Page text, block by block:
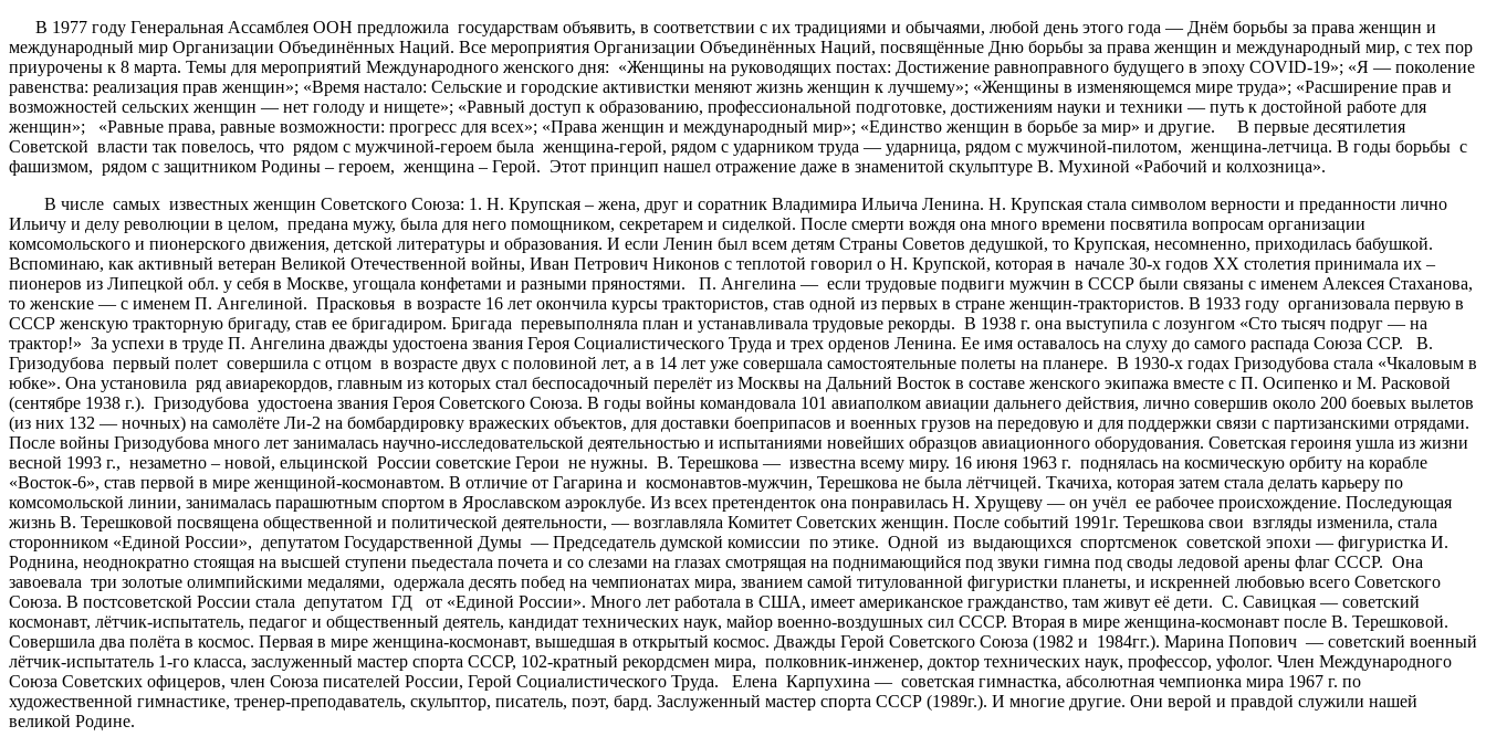
В 1977 году Генеральная Ассамблея ООН предложила государствам объявить, в соответствии с их традициями и обычаями, любой день этого года — Днём борьбы за права женщин и
международный мир Организации Объединённых Наций. Все мероприятия Организации Объединённых Наций, посвящённые Дню борьбы за права женщин и международный мир, с тех пор
приурочены к 8 марта. Темы для мероприятий Международного женского дня: «Женщины на руководящих постах: Достижение равноправного будущего в эпоху COVID-19»; «Я — поколение
равенства: реализация прав женщин»; «Время настало: Сельские и городские активистки меняют жизнь женщин к лучшему»; «Женщины в изменяющемся мире труда»; «Расширение прав и
возможностей сельских женщин — нет голоду и нищете»; «Равный доступ к образованию, профессиональной подготовке, достижениям науки и техники — путь к достойной работе для
женщин»; «Равные права, равные возможности: прогресс для всех»; «Права женщин и международный мир»; «Единство женщин в борьбе за мир» и другие. В первые десятилетия
Советской власти так повелось, что рядом с мужчиной-героем была женщина-герой, рядом с ударником труда — ударница, рядом с мужчиной-пилотом, женщина-летчица. В годы борьбы с
фашизмом, рядом с защитником Родины – героем, женщина – Герой. Этот принцип нашел отражение даже в знаменитой скульптуре В. Мухиной «Рабочий и колхозница».
В числе самых известных женщин Советского Союза: 1. Н. Крупская – жена, друг и соратник Владимира Ильича Ленина. Н. Крупская стала символом верности и преданности лично
Ильичу и делу революции в целом, предана мужу, была для него помощником, секретарем и сиделкой. После смерти вождя она много времени посвятила вопросам организации
комсомольского и пионерского движения, детской литературы и образования. И если Ленин был всем детям Страны Советов дедушкой, то Крупская, несомненно, приходилась бабушкой.
Вспоминаю, как активный ветеран Великой Отечественной войны, Иван Петрович Никонов с теплотой говорил о Н. Крупской, которая в начале 30-х годов ХХ столетия принимала их –
пионеров из Липецкой обл. у себя в Москве, угощала конфетами и разными пряностями. П. Ангелина — если трудовые подвиги мужчин в СССР были связаны с именем Алексея Стаханова,
то женские — с именем П. Ангелиной. Прасковья в возрасте 16 лет окончила курсы трактористов, став одной из первых в стране женщин-трактористов. В 1933 году организовала первую в
СССР женскую тракторную бригаду, став ее бригадиром. Бригада перевыполняла план и устанавливала трудовые рекорды. В 1938 г. она выступила с лозунгом «Сто тысяч подруг — на
трактор!» За успехи в труде П. Ангелина дважды удостоена звания Героя Социалистического Труда и трех орденов Ленина. Ее имя оставалось на слуху до самого распада Союза ССР. В.
Гризодубова первый полет совершила с отцом в возрасте двух с половиной лет, а в 14 лет уже совершала самостоятельные полеты на планере. В 1930-х годах Гризодубова стала «Чкаловым в
юбке». Она установила ряд авиарекордов, главным из которых стал беспосадочный перелёт из Москвы на Дальний Восток в составе женского экипажа вместе с П. Осипенко и М. Расковой
(сентябре 1938 г.). Гризодубова удостоена звания Героя Советского Союза. В годы войны командовала 101 авиаполком авиации дальнего действия, лично совершив около 200 боевых вылетов
(из них 132 — ночных) на самолёте Ли-2 на бомбардировку вражеских объектов, для доставки боеприпасов и военных грузов на передовую и для поддержки связи с партизанскими отрядами.
После войны Гризодубова много лет занималась научно-исследовательской деятельностью и испытаниями новейших образцов авиационного оборудования. Советская героиня ушла из жизни
весной 1993 г., незаметно – новой, ельцинской России советские Герои не нужны. В. Терешкова — известна всему миру. 16 июня 1963 г. поднялась на космическую орбиту на корабле
«Восток-6», став первой в мире женщиной-космонавтом. В отличие от Гагарина и космонавтов-мужчин, Терешкова не была лётчицей. Ткачиха, которая затем стала делать карьеру по
комсомольской линии, занималась парашютным спортом в Ярославском аэроклубе. Из всех претенденток она понравилась Н. Хрущеву — он учёл ее рабочее происхождение. Последующая
жизнь В. Терешковой посвящена общественной и политической деятельности, — возглавляла Комитет Советских женщин. После событий 1991г. Терешкова свои взгляды изменила, стала
сторонником «Единой России», депутатом Государственной Думы — Председатель думской комиссии по этике. Одной из выдающихся спортсменок советской эпохи — фигуристка И.
Роднина, неоднократно стоящая на высшей ступени пьедестала почета и со слезами на глазах смотрящая на поднимающийся под звуки гимна под своды ледовой арены флаг СССР. Она
завоевала три золотые олимпийскими медалями, одержала десять побед на чемпионатах мира, званием самой титулованной фигуристки планеты, и искренней любовью всего Советского
Союза. В постсоветской России стала депутатом ГД от «Единой России». Много лет работала в США, имеет американское гражданство, там живут её дети. С. Савицкая — советский
космонавт, лётчик-испытатель, педагог и общественный деятель, кандидат технических наук, майор военно-воздушных сил СССР. Вторая в мире женщина-космонавт после В. Терешковой.
Совершила два полёта в космос. Первая в мире женщина-космонавт, вышедшая в открытый космос. Дважды Герой Советского Союза (1982 и 1984гг.). Марина Попович — советский военный
лётчик-испытатель 1-го класса, заслуженный мастер спорта СССР, 102-кратный рекордсмен мира, полковник-инженер, доктор технических наук, профессор, уфолог. Член Международного
Союза Советских офицеров, член Союза писателей России, Герой Социалистического Труда. Елена Карпухина — советская гимнастка, абсолютная чемпионка мира 1967 г. по
художественной гимнастике, тренер-преподаватель, скульптор, писатель, поэт, бард. Заслуженный мастер спорта СССР (1989г.). И многие другие. Они верой и правдой служили нашей
великой Родине.